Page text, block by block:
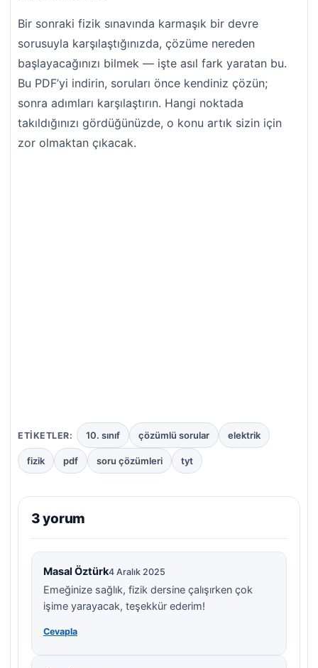
Bir sonraki fizik sınavında karmaşık bir devre
sorusuyla karşılaştığınızda, çözüme nereden
başlayacağınızı bilmek — işte asıl fark yaratan bu.
Bu PDF’yi indirin, soruları önce kendiniz çözün;
sonra adımları karşılaştırın. Hangi noktada
takıldığınızı gördüğünüzde, o konu artık sizin için
zor olmaktan çıkacak.
ETIKETLER: 10. sınıf çözümlü sorular elektrik
fizik pdf soru çözümleri tyt
3 yorum
Masal Öztürk4 Aralık 2025
Emeğinize sağlık, fizik dersine çalışırken çok
işime yarayacak, teşekkür ederim!
Cevapla